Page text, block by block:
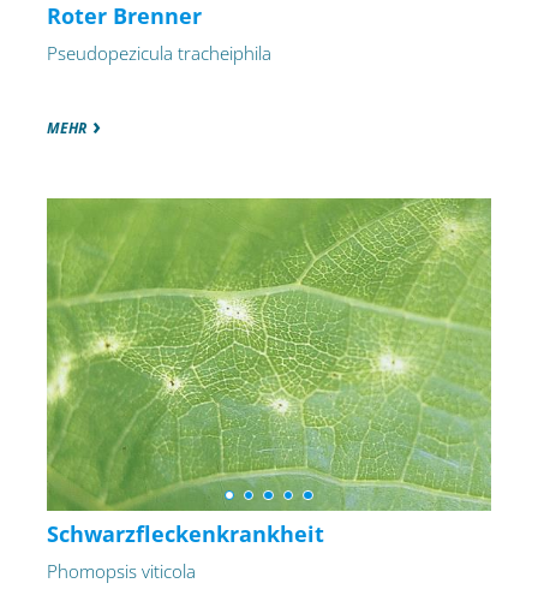
Roter Brenner
Pseudopezicula tracheiphila
MEHR
Schwarzfleckenkrankheit
Phomopsis viticola